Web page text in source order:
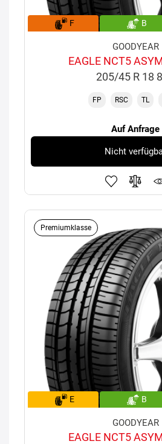
F B
GOODYEAR
EAGLE NCT5
205/45 R 18
FP RSC TL
Auf Anfrage
Nicht
Premiumklasse
E B
GOODYEAR
EAGLE NCT5